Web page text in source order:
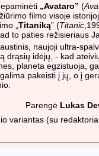
„Avataro” (
filmo visoje
„ Titaniką” (Titanic
to paties režisieriaus
naujoji ultra-
drąsių idėjų, - kad
planeta egzistuoja,
pakeisti į jų, o į
Parengė Lukas
variantas (su